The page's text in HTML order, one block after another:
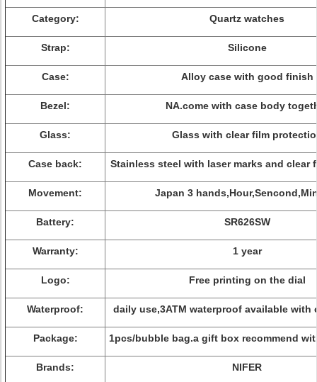
Category: Quartz watches
Strap: Silicone
Case: Alloy case with good finish
Bezel: NA.come with case body
Glass: Glass with clear film
Case back: Stainless steel with laser marks and clear
Movement: Japan 3
Battery: SR626SW
Warranty: 1 year
Logo: Free printing on the dial
Waterproof: daily use,3ATM waterproof available with
Package: 1pcs/bubble bag.a gift box recommend
Brands: NIFER